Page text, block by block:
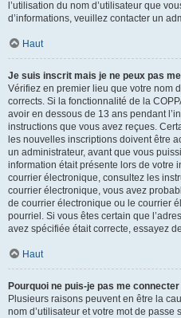
l’utilisation du nom d’utilisateur que
d’informations, veuillez contacter un
Haut
Je suis inscrit mais je ne peux pas
Vérifiez en premier lieu que votre nom
corrects. Si la fonctionnalité de la
avoir en dessous de 13 ans pendant
instructions que vous avez reçues.
les nouvelles inscriptions doivent être
un administrateur, avant que vous
information était présente lors de votre
courrier électronique, consultez les
courrier électronique, vous avez
de courrier électronique ou le courrier
pourriel. Si vous êtes certain que
avez spécifiée était correcte, essayez
Haut
Pourquoi ne puis-je pas me connecter
Plusieurs raisons peuvent en être la
nom d’utilisateur et votre mot de passe